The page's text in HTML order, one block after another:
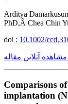
Arditya
PhD,Â Chea Chin
doi : 10.1002/
آنلاین مقاله
Comparisons
implantation